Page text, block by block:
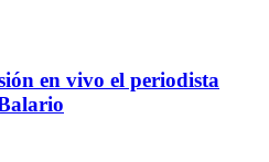
en vivo el periodista